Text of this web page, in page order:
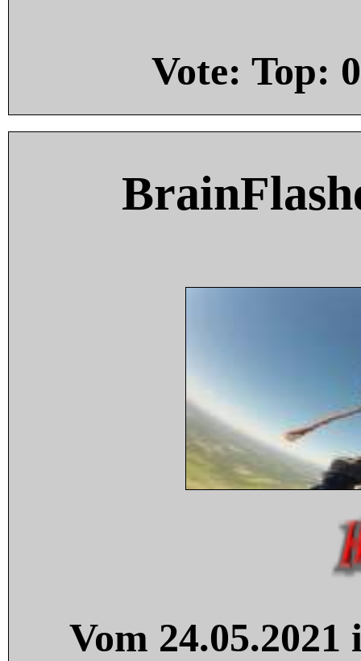
Vote: Top: 0
Vom